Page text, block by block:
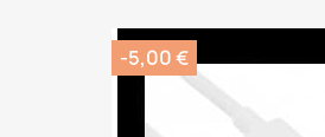
-5,00 €